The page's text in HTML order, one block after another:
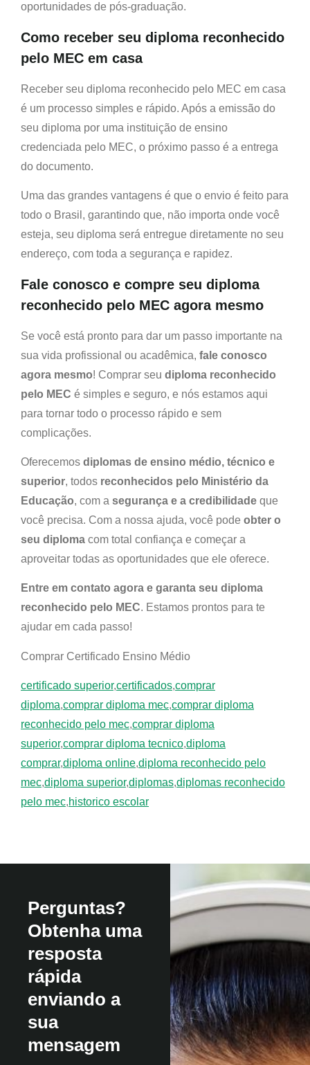
oportunidades de pós-graduação.
Como receber seu diploma reconhecido
pelo MEC em casa
Receber seu diploma reconhecido pelo MEC em casa
é um processo simples e rápido. Após a emissão do
seu diploma por uma instituição de ensino
credenciada pelo MEC, o próximo passo é a entrega
do documento.
Uma das grandes vantagens é que o envio é feito para
todo o Brasil, garantindo que, não importa onde você
esteja, seu diploma será entregue diretamente no seu
endereço, com toda a segurança e rapidez.
Fale conosco e compre seu diploma
reconhecido pelo MEC agora mesmo
Se você está pronto para dar um passo importante na
sua vida profissional ou acadêmica, fale conosco
agora mesmo! Comprar seu diploma reconhecido
pelo MEC é simples e seguro, e nós estamos aqui
para tornar todo o processo rápido e sem
complicações.
Oferecemos diplomas de ensino médio, técnico e
superior, todos reconhecidos pelo Ministério da
Educação, com a segurança e a credibilidade que
você precisa. Com a nossa ajuda, você pode obter o
seu diploma com total confiança e começar a
aproveitar todas as oportunidades que ele oferece.
Entre em contato agora e garanta seu diploma
reconhecido pelo MEC. Estamos prontos para te
ajudar em cada passo!
Comprar Certificado Ensino Médio
certificado superior,certificados,comprar
diploma,comprar diploma mec,comprar diploma
reconhecido pelo mec,comprar diploma
superior,comprar diploma tecnico,diploma
comprar,diploma online,diploma reconhecido pelo
mec,diploma superior,diplomas,diplomas reconhecido
pelo mec,historico escolar
Perguntas?
Obtenha uma
resposta
rápida
enviando a
sua
mensagem